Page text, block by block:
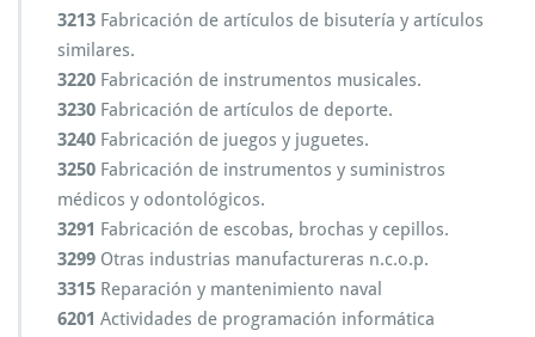
3213 Fabricación de artículos de bisutería y artículos
similares.
3220 Fabricación de instrumentos musicales.
3230 Fabricación de artículos de deporte.
3240 Fabricación de juegos y juguetes.
3250 Fabricación de instrumentos y suministros
médicos y odontológicos.
3291 Fabricación de escobas, brochas y cepillos.
3299 Otras industrias manufactureras n.c.o.p.
3315 Reparación y mantenimiento naval
6201 Actividades de programación informática